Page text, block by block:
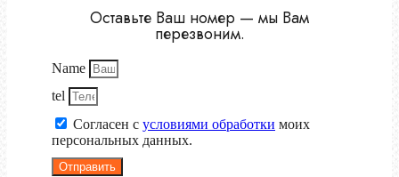
Оставьте Ваш номер — мы Вам
перезвоним.
Name
tel
Согласен с условиями обработки моих
персональных данных.
Отправить